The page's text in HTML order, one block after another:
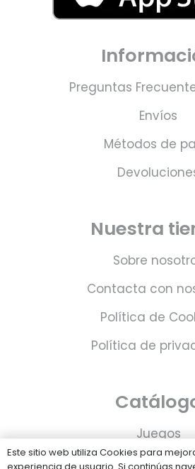
Preguntas
Envíos
Métodos de
Nuestra
Sobre
Contacta con
Política de
Política de
Juegos
Consolas
Este sitio web utiliza Cookies para